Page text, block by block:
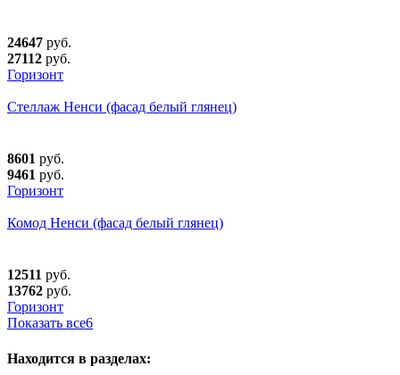
24647 руб.
27112 руб.
Горизонт
Стеллаж Ненси (фасад белый глянец)
8601 руб.
9461 руб.
Горизонт
Комод Ненси (фасад белый глянец)
12511 руб.
13762 руб.
Горизонт
Показать все6
Находится в разделах: